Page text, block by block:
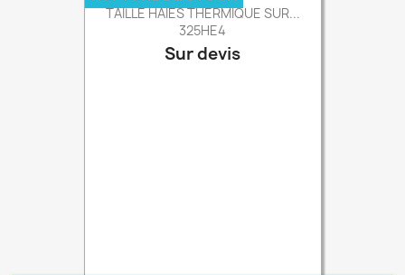
TAILLE HAIES THERMIQUE SUR...
325HE4
Prix
Sur devis